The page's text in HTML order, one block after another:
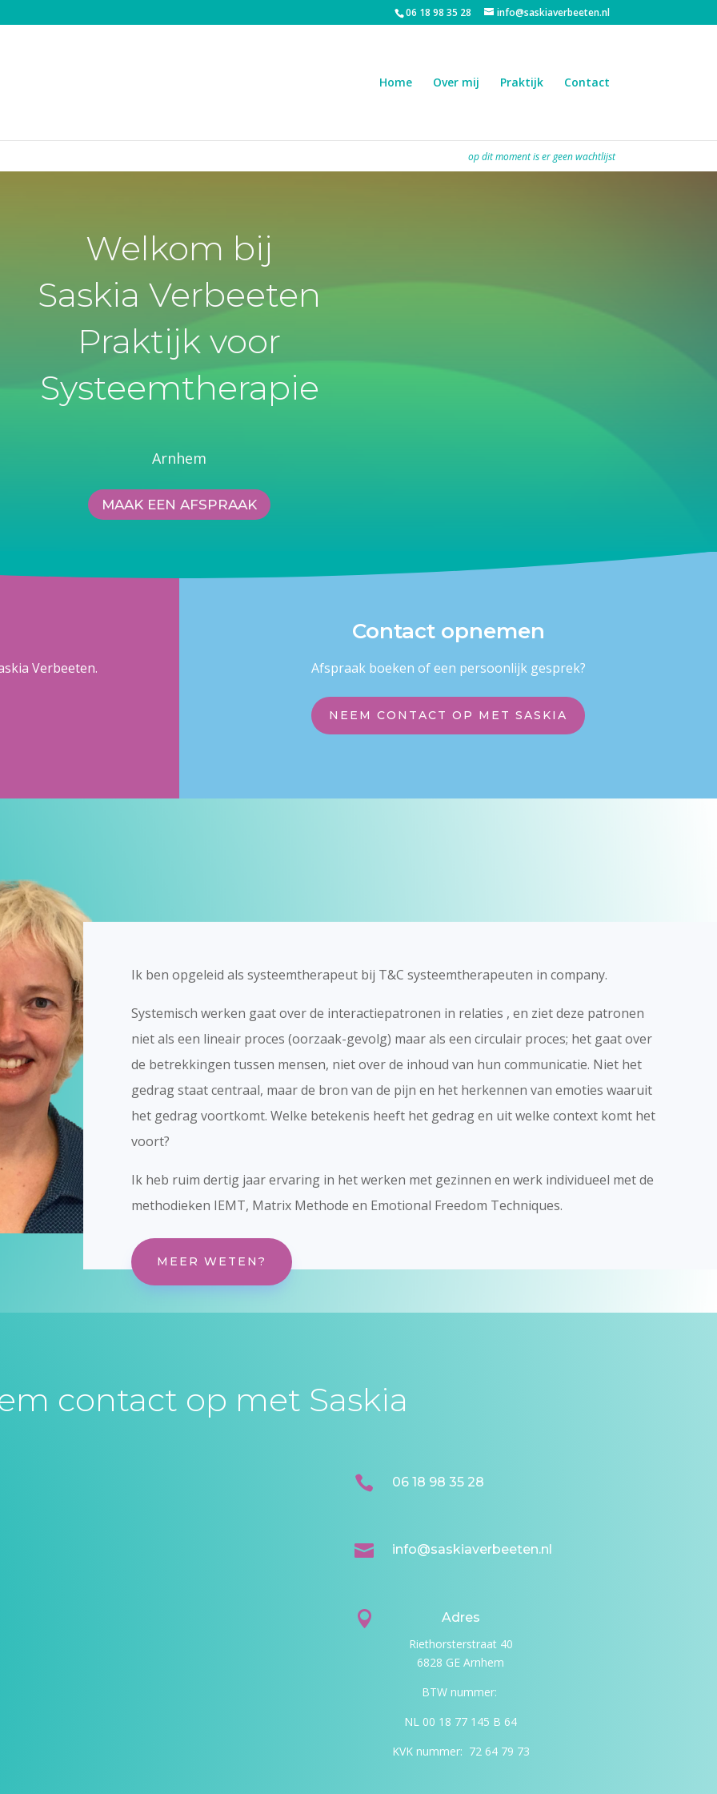
06 18 98 35 28 info@saskiaverbeeten.nl
Home Over mij Praktijk Contact
op dit moment is er geen wachtlijst
Welkom bij
Saskia Verbeeten
Praktijk voor
Systeemtherapie
Arnhem
MAAK EEN AFSPRAAK
Verbeeten.
Contact opnemen
Afspraak boeken of een persoonlijk gesprek?
NEEM CONTACT OP MET SASKIA
Ik ben opgeleid als systeemtherapeut bij T&C systeemtherapeuten in company.
Systemisch werken gaat over de interactiepatronen in relaties , en ziet deze patronen
niet als een lineair proces (oorzaak-gevolg) maar als een circulair proces; het gaat over
de betrekkingen tussen mensen, niet over de inhoud van hun communicatie. Niet het
gedrag staat centraal, maar de bron van de pijn en het herkennen van emoties waaruit
het gedrag voortkomt. Welke betekenis heeft het gedrag en uit welke context komt het
voort?
Ik heb ruim dertig jaar ervaring in het werken met gezinnen en werk individueel met de
methodieken IEMT, Matrix Methode en Emotional Freedom Techniques.
MEER WETEN?
contact op met Saskia
 06 18 98 35 28
 info@saskiaverbeeten.nl

Adres
Riethorsterstraat 40
6828 GE Arnhem
BTW nummer:
NL 00 18 77 145 B 64
KVK nummer: 72 64 79 73